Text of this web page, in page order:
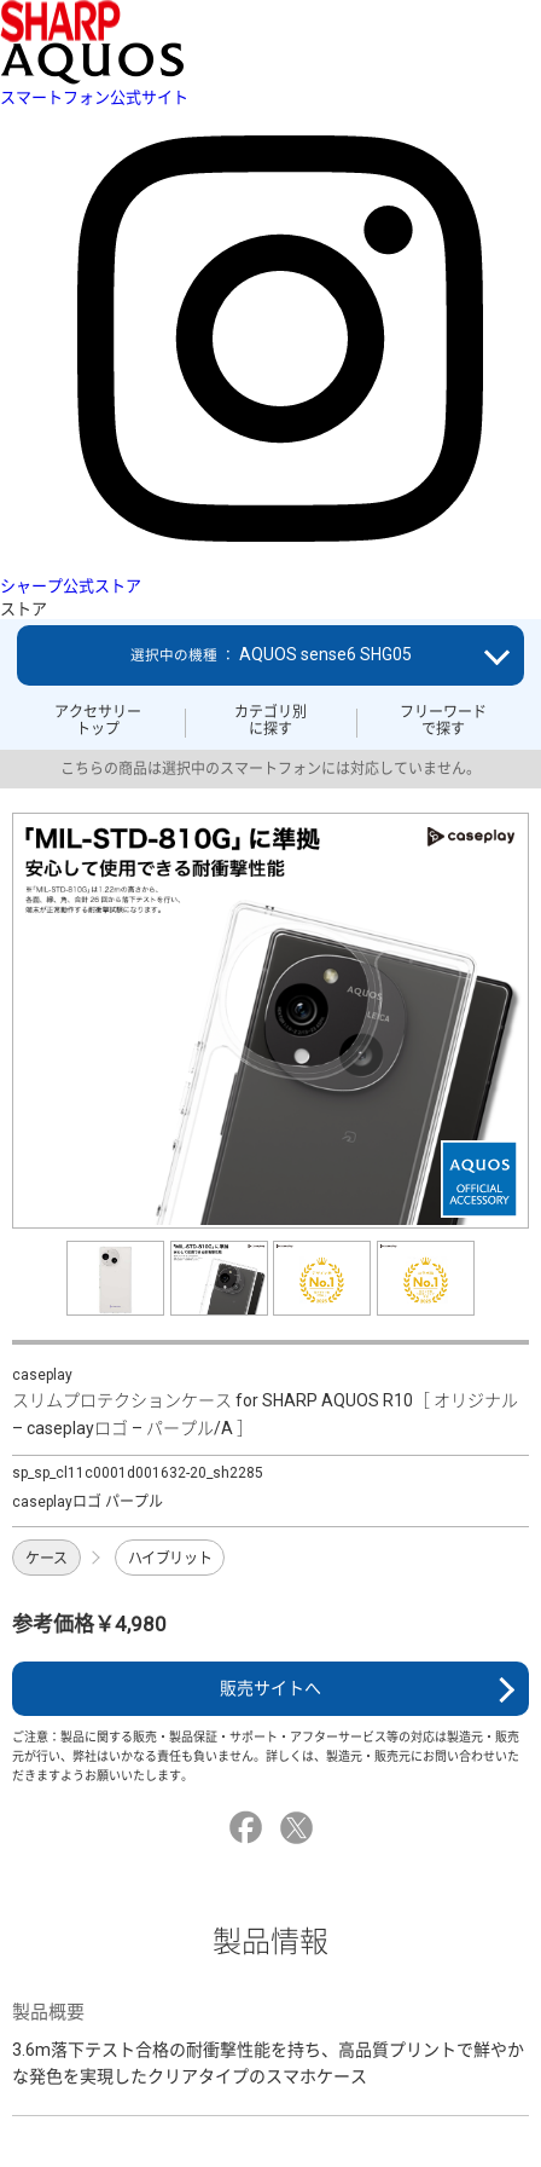
スマートフォン公式サイト
シャープ公式ストア
ストア
アクセサリー
トップ
カテゴリ別
に探す
フリーワード
で探す
選択中の機種 ： AQUOS sense6 SHG05
こちらの商品は選択中のスマートフォンには対応していません。
caseplay
スリムプロテクションケース for SHARP AQUOS R10［ オリジナル
– caseplayロゴ – パープル/A ］
sp_sp_cl11c0001d001632-20_sh2285
caseplayロゴ パープル
ケース ハイブリット
参考価格￥4,980
販売サイトへ
ご注意：製品に関する販売・製品保証・サポート・アフターサービス等の対応は製造元・販売
元が行い、弊社はいかなる責任も負いません。詳しくは、製造元・販売元にお問い合わせいた
だきますようお願いいたします。
製品情報
製品概要
3.6m落下テスト合格の耐衝撃性能を持ち、高品質プリントで鮮やか
な発色を実現したクリアタイプのスマホケース